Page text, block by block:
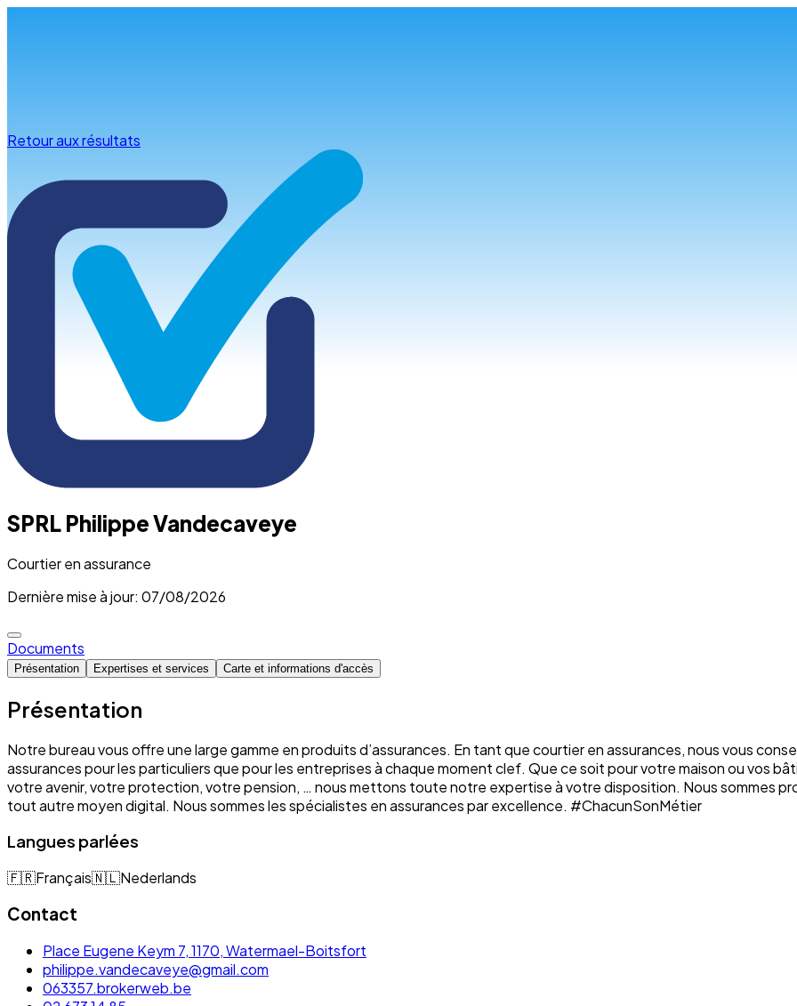
Retour aux résultats
SPRL Philippe Vandecaveye
Courtier en assurance
Dernière mise à jour: 07/08/2026
Documents
Présentation Expertises et services Carte et informations d'accès
Présentation
Notre bureau vous offre une large gamme en produits d’assurances. En tant que courtier en assurances, nous vous
assurances pour les particuliers que pour les entreprises à chaque moment clef. Que ce soit pour votre maison ou vos
votre avenir, votre protection, votre pension, … nous mettons toute notre expertise à votre disposition. Nous sommes
tout autre moyen digital. Nous sommes les spécialistes en assurances par excellence. #ChacunSonMétier
Langues parlées
🇫🇷Français🇳🇱Nederlands
Contact
Place Eugene Keym 7, 1170, Watermael-Boitsfort
philippe.vandecaveye@gmail.com
063357.brokerweb.be